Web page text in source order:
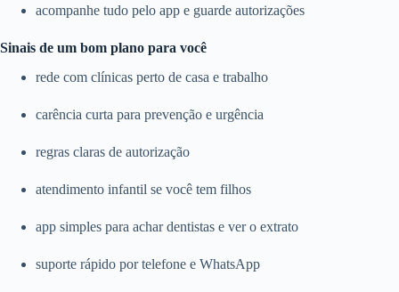
acompanhe tudo pelo app e guarde autorizações
Sinais de um bom plano para você
rede com clínicas perto de casa e trabalho
carência curta para prevenção e urgência
regras claras de autorização
atendimento infantil se você tem filhos
app simples para achar dentistas e ver o extrato
suporte rápido por telefone e WhatsApp